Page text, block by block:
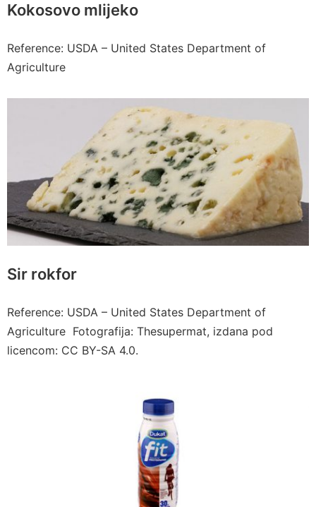
Kokosovo mlijeko
Reference: USDA – United States Department of
Agriculture
Sir rokfor
Reference: USDA – United States Department of
Agriculture Fotografija: Thesupermat, izdana pod
licencom: CC BY-SA 4.0.